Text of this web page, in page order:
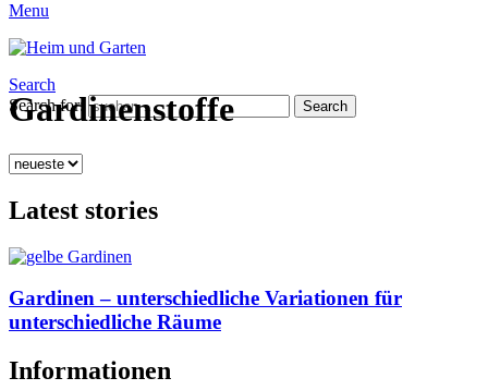
Menu
Search
Search for:
Search
Gardinenstoffe
Latest stories
Gardinen – unterschiedliche Variationen für
unterschiedliche Räume
Informationen